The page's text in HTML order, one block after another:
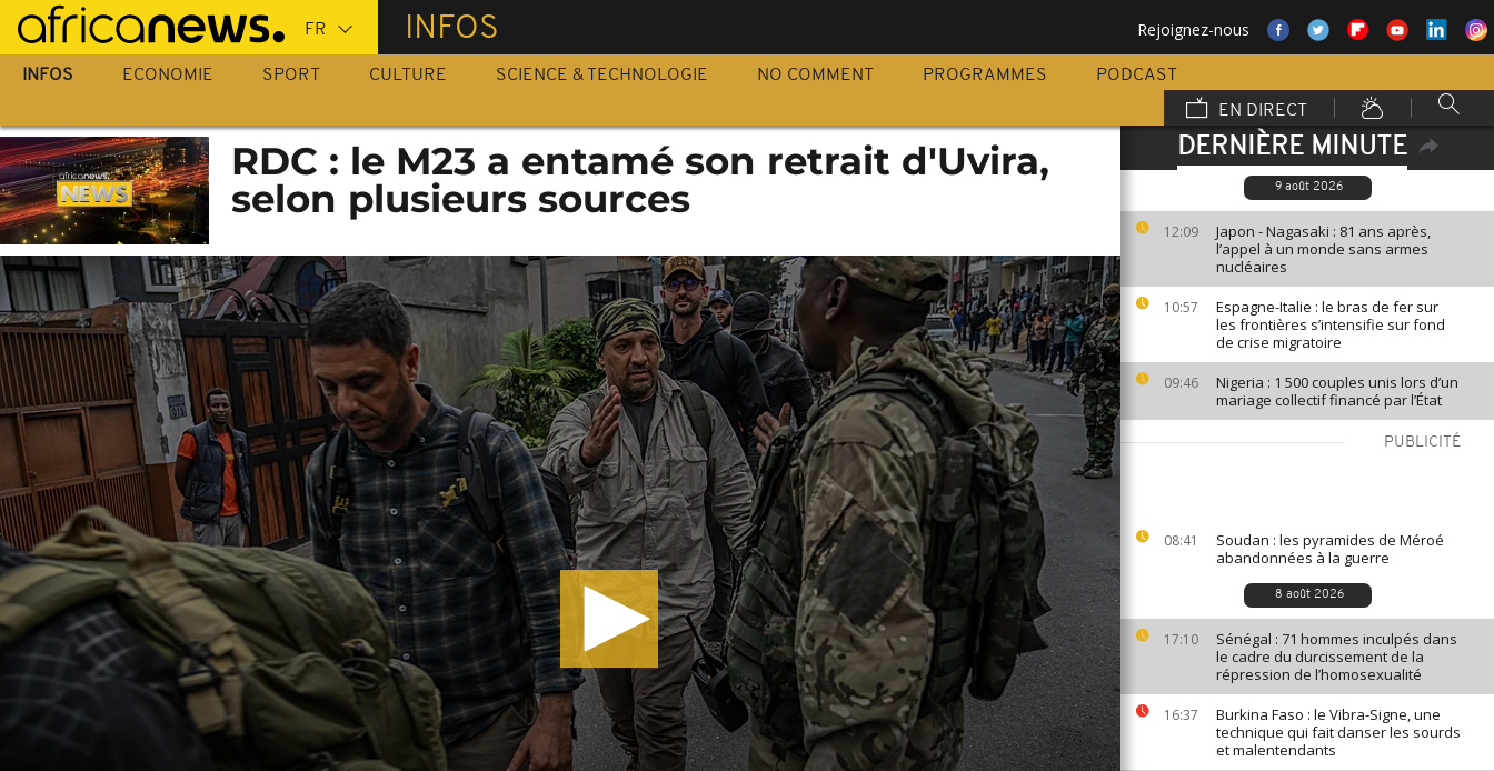
Passer
au
contenu
INFOS Rejoignez-nous
INFOS ECONOMIE SPORT CULTURE SCIENCE & TECHNOLOGIE NO COMMENT PROGRAMMES
PODCAST
EN DIRECT
DERNIÈRE MINUTE
9 août 2026
12:09
Japon - Nagasaki : 81 ans après,
l’appel à un monde sans armes
nucléaires
10:57
Espagne-Italie : le bras de fer sur
les frontières s’intensifie sur fond
de crise migratoire
09:46
Nigeria : 1 500 couples unis lors d’un
mariage collectif financé par l’État
PUBLICITÉ
08:41
Soudan : les pyramides de Méroé
abandonnées à la guerre
8 août 2026
17:10
Sénégal : 71 hommes inculpés dans
le cadre du durcissement de la
répression de l’homosexualité
16:37
Burkina Faso : le Vibra-Signe, une
technique qui fait danser les sourds
et malentendants
RDC : le M23 a entamé son retrait d'Uvira,
selon plusieurs sources